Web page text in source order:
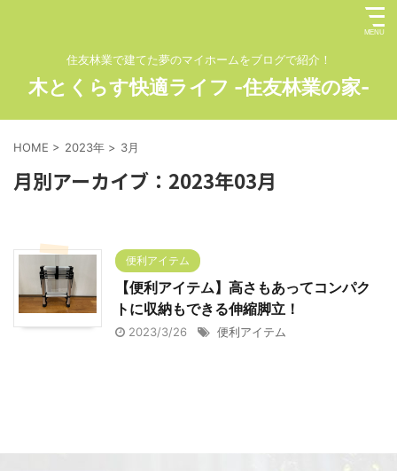
住友林業で建てた夢のマイホームをブログで紹介！
木とくらす快適ライフ -住友林業の家-
HOME > 2023年 > 3月
月別アーカイブ：2023年03月
便利アイテム
【便利アイテム】高さもあってコンパク
トに収納もできる伸縮脚立！
2023/3/26 便利アイテム